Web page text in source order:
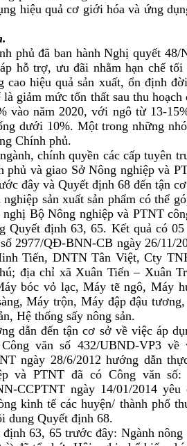
hiệu quả cơ giới hóa và ứng
phủ đã ban hành Nghị quyết 48/
hỗ trợ, ưu đãi nhằm hạn chế tối
cao hiệu quả sản xuất, ổn định
giảm mức tổn thất sau thu
vào năm 2020, với ngô từ 13-
dưới 10%. Một trong những
Chính phủ.
chính quyền các cấp tuyên
phủ và giao Sở Nông nghiệp và
đây và Quyết định 68 đến tận
nghiệp sản xuất sản phẩm có thể
Bộ Nông nghiệp và PTNT
Quyết định 63, 65. Kết quả có
2977/QĐ-BNN-CB ngày 26/11/
Tiến, DNTN Tân Việt, Cty
địa chỉ xã Xuân Tiến – Xuân
bóc vỏ lạc, Máy tẽ ngô, Máy
Máy trộn, Máy đập đậu
Hệ thống sấy nông sản.
dẫn đến tận cơ sở về việc áp
văn số 432/UBND-VP3 về
ngày 28/6/2012 hướng dẫn
và PTNT đã có Công văn số:
CCPTNT ngày 14/01/2014
kinh tế các huyện/ thành phố
dung Quyết định 68.
63, 65 trước đây: Ngành nông